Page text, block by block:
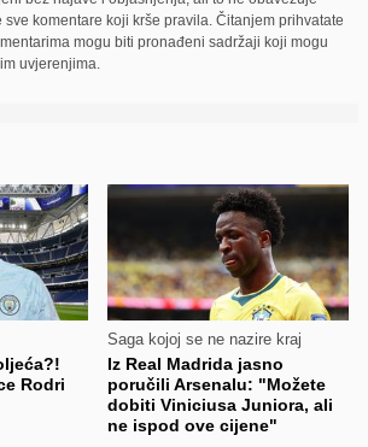
komentare koji krše pravila. Čitanjem prihvatate
mogu biti pronađeni sadržaji koji mogu
uvjerenjima.
Rodri
Saga kojoj se ne nazire kraj
Iz Real Madrida jasno
poručili Arsenalu: "Možete
dobiti Viniciusa Juniora, ali
ne ispod ove cijene"